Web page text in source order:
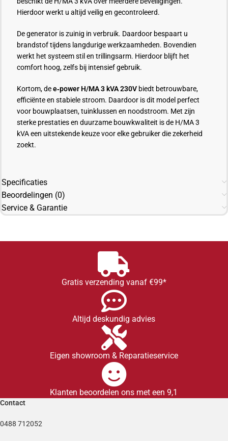
Hierdoor werkt u altijd veilig en gecontroleerd.
De generator is zuinig in verbruik. Daardoor bespaart u
brandstof tijdens langdurige werkzaamheden. Bovendien
werkt het systeem stil en trillingsarm. Hierdoor blijft het
comfort hoog, zelfs bij intensief gebruik.
Kortom, dee‑power H/MA 3 kVA 230V biedt betrouwbare,
efficiënte en stabiele stroom. Daardoor is dit model perfect
voor bouwplaatsen, tuinklussen en noodstroom. Met zijn
sterke prestaties en duurzame bouwkwaliteit is de H/MA 3
kVA een uitstekende keuze voor elke gebruiker die zekerheid
zoekt.
Specificaties
Beoordelingen (0)
Service & Garantie
Gratis verzending vanaf €99*
Altijd deskundig advies
Eigen showroom & Reparatieservice
Klanten beoordelen ons met een 9,1
Contact
0488 712052